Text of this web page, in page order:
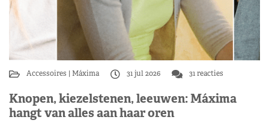
Accessoires Máxima 31 jul 2026 31 reacties
Knopen, kiezelstenen, leeuwen: Máxima
hangt van alles aan haar oren